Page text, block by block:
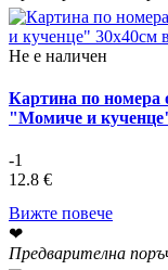
Не е наличен
Картина по номера
"Момиче и
-1
12.8 €
Вижте повече
❤
Предварителна